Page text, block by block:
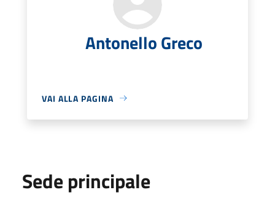
Antonello Greco
VAI ALLA PAGINA
Sede principale